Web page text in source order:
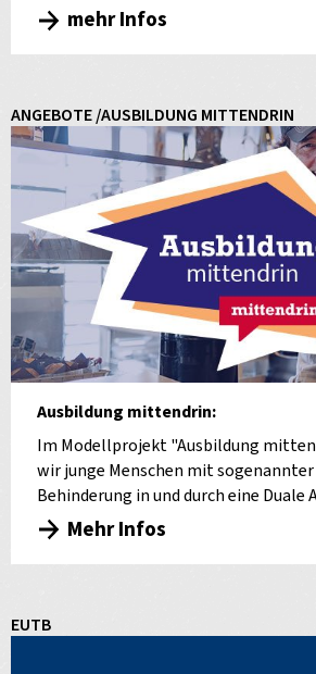
mehr Infos
ANGEBOTE /AUSBILDUNG MITTENDRIN
Ausbildung mittendrin:
Im Modellprojekt "Ausbildung
wir junge Menschen mit
Behinderung in und durch eine Duale
Mehr Infos
EUTB